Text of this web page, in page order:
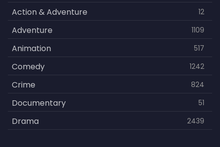
Action & Adventure 12
Adventure 1109
Animation 517
Comedy 1242
Crime 824
Documentary 51
Drama 2439